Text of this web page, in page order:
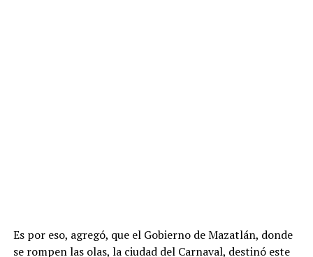
Es por eso, agregó, que el Gobierno de Mazatlán, donde
se rompen las olas, la ciudad del Carnaval, destinó este